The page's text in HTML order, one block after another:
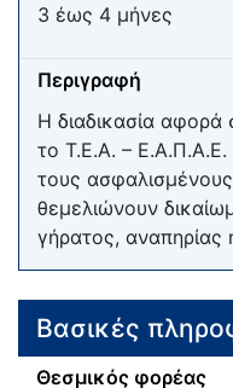
3 έως 4 μήνες
Περιγραφή
Η διαδικασία
το Τ.Ε.Α. –
τους
θεμελιώνουν
γήρατος, αναπηρίας
Βασικές
Θεσμικός φορέας